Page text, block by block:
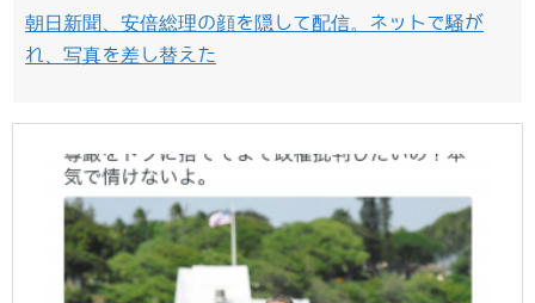
朝日新聞、安倍総理の顔を隠して配信。ネットで騒が
れ、写真を差し替えた